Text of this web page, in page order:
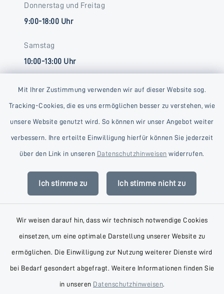
Mit Ihrer Zustimmung verwenden wir auf dieser Website sog.
Tracking-Cookies, die es uns ermöglichen besser zu verstehen, wie
unsere Website genutzt wird. So können wir unser Angebot weiter
verbessern. Ihre erteilte Einwilligung hierfür können Sie jederzeit
über den Link in unseren Datenschutzhinweisen widerrufen.
Ich stimme zu Ich stimme nicht zu
Wir weisen darauf hin, dass wir technisch notwendige Cookies
einsetzen, um eine optimale Darstellung unserer Website zu
ermöglichen. Die Einwilligung zur Nutzung weiterer Dienste wird
bei Bedarf gesondert abgefragt. Weitere Informationen finden Sie
in unseren Datenschutzhinweisen.
Donnerstag und Freitag
9:00-18:00 Uhr
Samstag
10:00-13:00 Uhr
Kontakt
Datenschutz
Impressum
Sitemap